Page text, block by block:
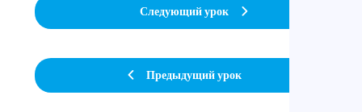
Предыдущий урок
Следующий урок